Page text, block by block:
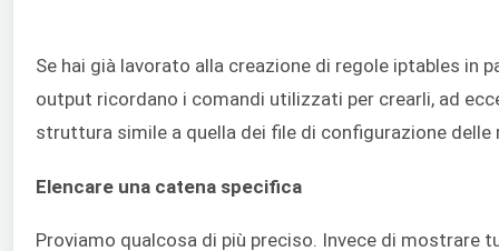
Se hai già lavorato alla creazione di regole iptables in
output ricordano i comandi utilizzati per crearli, ad
struttura simile a quella dei file di configurazione delle
Elencare una catena specifica
Proviamo qualcosa di più preciso. Invece di mostrare